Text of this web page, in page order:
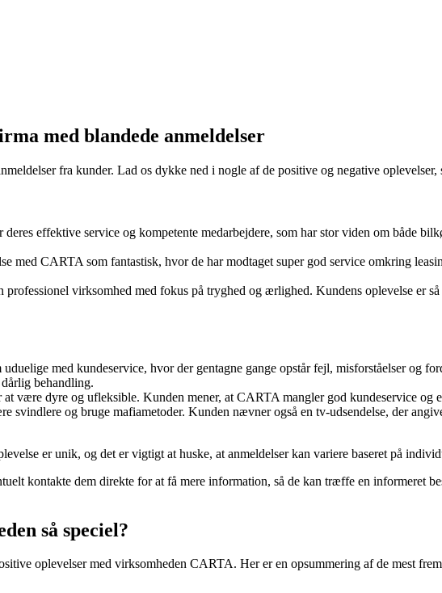
med blandede anmeldelser
fra kunder. Lad os dykke ned i nogle af de positive og negative
effektive service og kompetente medarbejdere, som har stor viden om både
med CARTA som fantastisk, hvor de har modtaget super god service omkring
virksomhed med fokus på tryghed og ærlighed. Kundens oplevelse er
med kundeservice, hvor der gentagne gange opstår fejl, misforståelser og
behandling.
være dyre og ufleksible. Kunden mener, at CARTA mangler god kundeservice og
svindlere og bruge mafiametoder. Kunden nævner også en tv-udsendelse, der
er unik, og det er vigtigt at huske, at anmeldelser kan variere baseret på
kontakte dem direkte for at få mere information, så de kan træffe en informeret
så speciel?
oplevelser med virksomheden CARTA. Her er en opsummering af de mest